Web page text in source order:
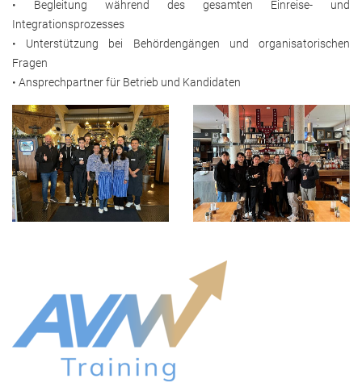
• Begleitung während des gesamten Einreise- und
Integrationsprozesses
• Unterstützung bei Behördengängen und organisatorischen
Fragen
• Ansprechpartner für Betrieb und Kandidaten